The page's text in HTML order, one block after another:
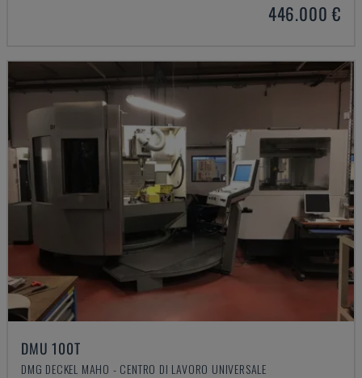
446.000 €
DMU 100T
DMG DECKEL MAHO - CENTRO DI LAVORO UNIVERSALE